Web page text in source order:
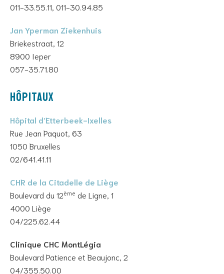
011-33.55.11, 011-30.94.85
Jan Yperman Ziekenhuis
Briekestraat, 12
8900 Ieper
057-35.71.80
Hôpitaux
Hôpital d’Etterbeek-Ixelles
Rue Jean Paquot, 63
1050 Bruxelles
02/641.41.11
CHR de la Citadelle de Liège
Boulevard du 12ème de Ligne, 1
4000 Liège
04/225.62.44
Clinique CHC MontLégia
Boulevard Patience et Beaujonc, 2
04/355.50.00